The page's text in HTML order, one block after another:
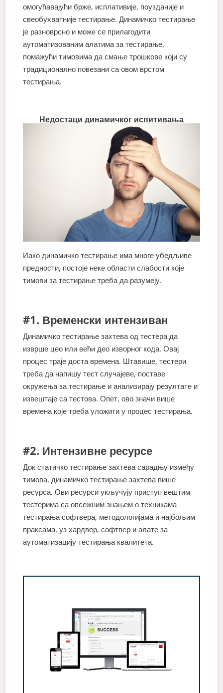
омогућавајући брже, исплативије, поузданије и
свеобухватније тестирање. Динамичко тестирање
је разноврсно и може се прилагодити
аутоматизованим алатима за тестирање,
помажући тимовима да смање трошкове који су
традиционално повезани са овом врстом
тестирања.
Недостаци динамичког испитивања
Иако динамичко тестирање има многе убедљиве
предности, постоје неке области слабости које
тимови за тестирање треба да разумеју.
#1. Временски интензиван
Динамичко тестирање захтева од тестера да
изврше цео или већи део изворног кода. Овај
процес траје доста времена. Штавише, тестери
треба да напишу тест случајеве, поставе
окружења за тестирање и анализирају резултате и
извештаје са тестова. Опет, ово значи више
времена које треба уложити у процес тестирања.
#2. Интензивне ресурсе
Док статичко тестирање захтева сарадњу између
тимова, динамичко тестирање захтева више
ресурса. Ови ресурси укључују приступ вештим
тестерима са опсежним знањем о техникама
тестирања софтвера, методологијама и најбољим
праксама, уз хардвер, софтвер и алате за
аутоматизацију тестирања квалитета.